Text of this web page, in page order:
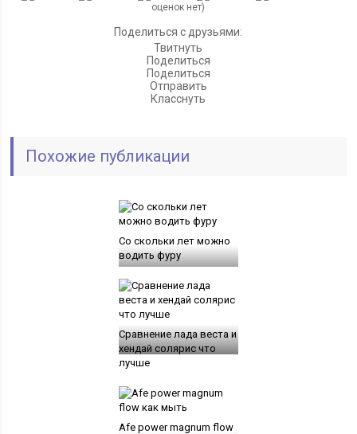
оценок нет)
Поделиться с друзьями:
Твитнуть
Поделиться
Поделиться
Отправить
Класснуть
Похожие публикации
Со скольки лет можно
водить фуру
Сравнение лада веста и
хендай солярис что
лучше
Afe power magnum flow